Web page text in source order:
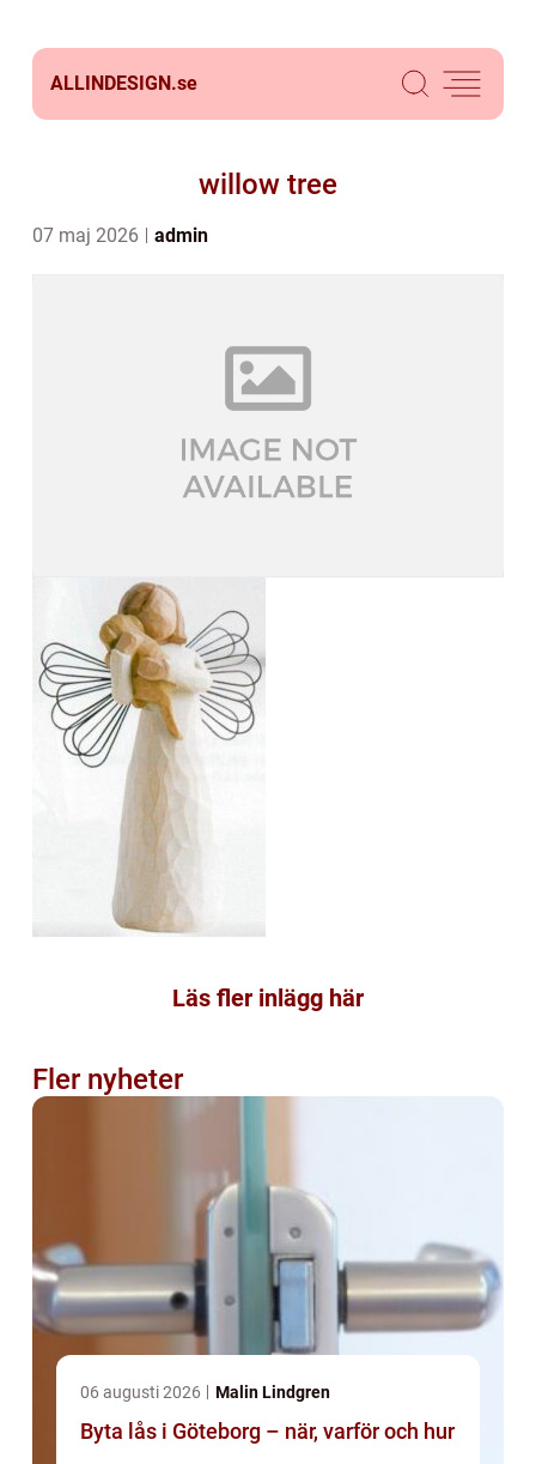
ALLINDESIGN.se
willow tree
07 maj 2026 admin
Läs fler inlägg här
Fler nyheter
06 augusti 2026 Malin Lindgren
Byta lås i Göteborg – när, varför och hur